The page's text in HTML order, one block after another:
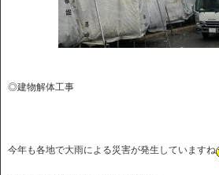
◎建物解体工事
今年も各地で大雨による災害が発生していますね